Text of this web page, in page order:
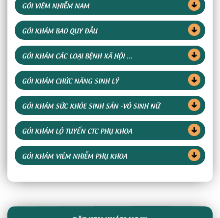
GÓI VIÊM NHIỄM NAM
GÓI KHÁM BAO QUY ĐẦU
GÓI KHÁM CÁC LOẠI BỆNH XÃ HỘI ...
GÓI KHÁM CHỨC NĂNG SINH LÝ
GÓI KHÁM SỨC KHỎE SINH SẢN -VÔ SINH NỮ
GÓI KHÁM LỘ TUYẾN CTC PHỤ KHOA
GÓI KHÁM VIÊM NHIỄM PHỤ KHOA